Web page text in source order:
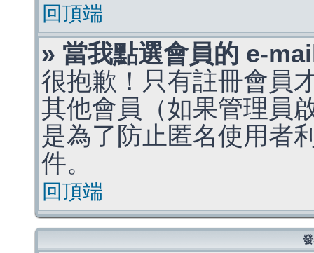
回頂端
» 當我點選會員的 e-
很抱歉！只有註冊會員
其他會員（如果管理員
是為了防止匿名使用者
件。
回頂端